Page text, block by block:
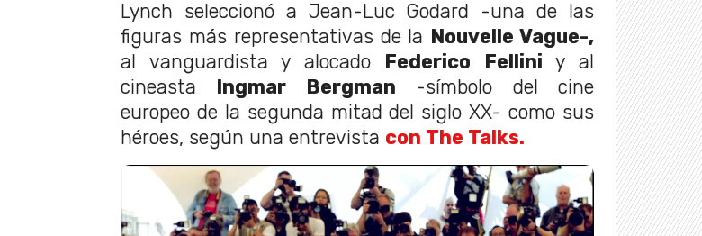
Lynch seleccionó a Jean-Luc Godard -una de las
figuras más representativas de la Nouvelle Vague-,
al vanguardista y alocado Federico Fellini y al
cineasta Ingmar Bergman -símbolo del cine
europeo de la segunda mitad del siglo XX- como sus
héroes, según una entrevista con The Talks.